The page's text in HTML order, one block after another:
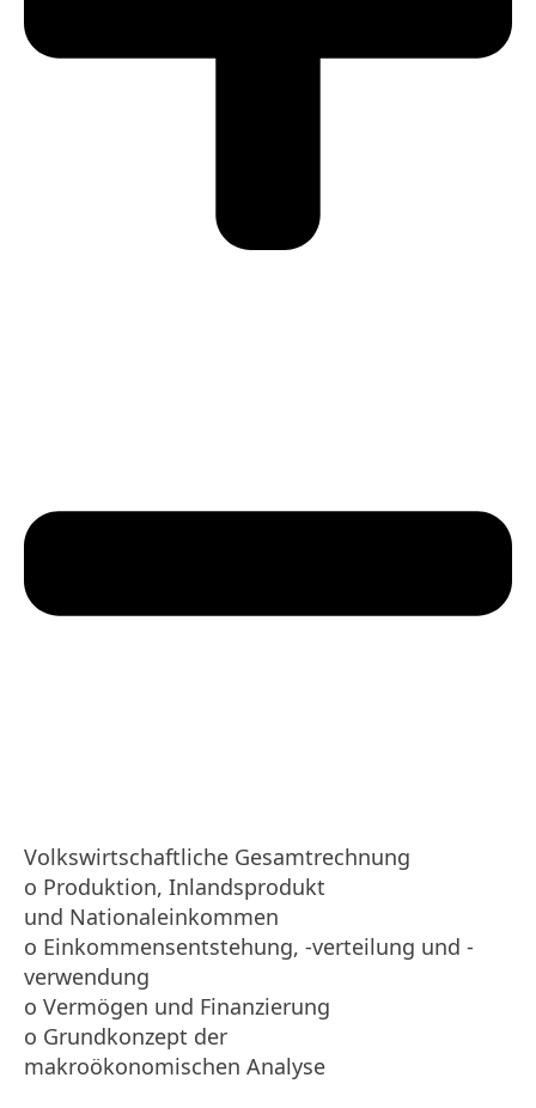
Volkswirtschaftliche Gesamtrechnung
o Produktion, Inlandsprodukt
und Nationaleinkommen
o Einkommensentstehung, -verteilung und -
verwendung
o Vermögen und Finanzierung
o Grundkonzept der
makroökonomischen Analyse